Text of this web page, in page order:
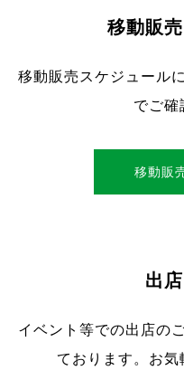
移動販
移動販売スケジュール
でご確
移動販
出
イベント等での出店の
ております。お気